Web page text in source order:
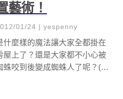
藝術！
01/24 | yespenny
什麼樣的魔法讓大家全都掛在
屋上了？還是大家都不小心被
蛛咬到後變成蜘蛛人了呢？(這